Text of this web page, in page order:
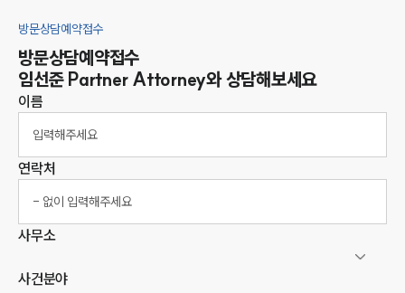
방문상담예약접수
방문상담예약접수
임선준 Partner Attorney와 상담해보세요
이름
연락처
사무소
사건분야